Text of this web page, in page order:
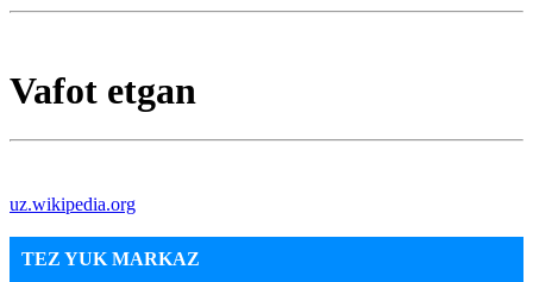
Vafot etgan
uz.wikipedia.org
TEZ YUK MARKAZ